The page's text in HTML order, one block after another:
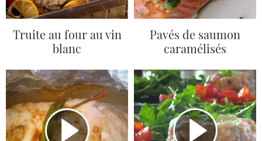
Truite au four au vin
blanc
Pavés de saumon
caramélisés